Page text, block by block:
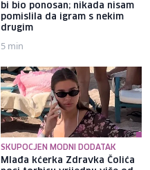
bi bio ponosan; nikada nisam
pomislila da igram s nekim
drugim
5 min
SKUPOCJEN MODNI DODATAK
Mlađa kćerka Zdravka Čolića